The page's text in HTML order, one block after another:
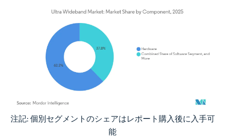
画像 © Mordor Intelligence。再利用にはCC BY 4.0の表示が必要です。
注記: 個別セグメントのシェアはレポート購入後に入手可
能